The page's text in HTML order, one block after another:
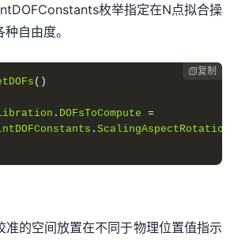
枚举指定在N点拟合操
自由度。
复制
()
. DOFsToCompute =
.
准的空间放置在不同于物理位置值指示